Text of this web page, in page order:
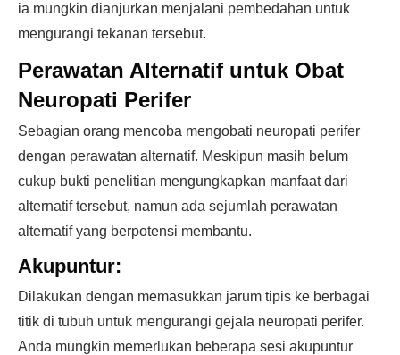
ia mungkin dianjurkan menjalani pembedahan untuk
mengurangi tekanan tersebut.
Perawatan Alternatif untuk Obat
Neuropati Perifer
Sebagian orang mencoba mengobati neuropati perifer
dengan perawatan alternatif. Meskipun masih belum
cukup bukti penelitian mengungkapkan manfaat dari
alternatif tersebut, namun ada sejumlah perawatan
alternatif yang berpotensi membantu.
Akupuntur:
Dilakukan dengan memasukkan jarum tipis ke berbagai
titik di tubuh untuk mengurangi gejala neuropati perifer.
Anda mungkin memerlukan beberapa sesi akupuntur